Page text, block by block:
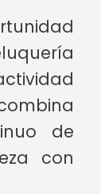
de
con